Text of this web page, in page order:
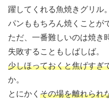
躍してくれる魚焼きグリル。
パンももちろん焼くことが
ただ、一番難しいのは焼き
失敗することもしばしば。
少しほっておくと焦げすぎ
か。
とにかく その場を離れられ